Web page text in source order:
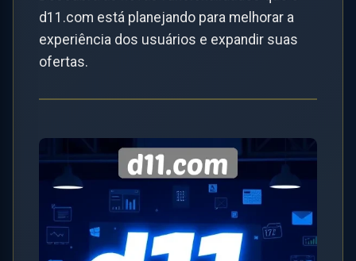
d11.com está planejando para melhorar a
experiência dos usuários e expandir suas
ofertas.